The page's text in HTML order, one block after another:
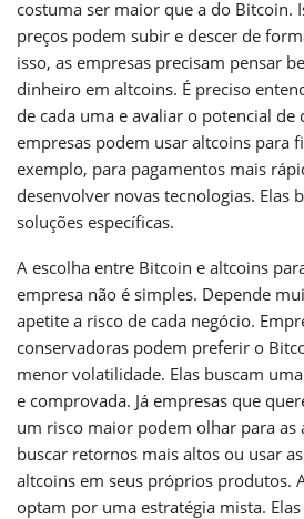
costuma ser maior que a do Bitcoin.
preços podem subir e descer de
isso, as empresas precisam pensar
dinheiro em altcoins. É preciso
de cada uma e avaliar o potencial de
empresas podem usar altcoins para
exemplo, para pagamentos mais
desenvolver novas tecnologias. Elas
soluções específicas.
A escolha entre Bitcoin e altcoins
empresa não é simples. Depende
apetite a risco de cada negócio.
conservadoras podem preferir o
menor volatilidade. Elas buscam
e comprovada. Já empresas que
um risco maior podem olhar para as
buscar retornos mais altos ou usar
altcoins em seus próprios produtos.
optam por uma estratégia mista.